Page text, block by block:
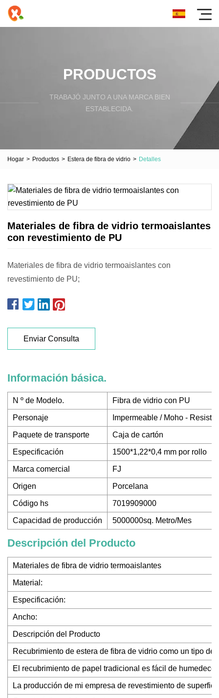
PRODUCTOS
TRABAJÓ JUNTO A UNA MARCA BIEN
ESTABLECIDA.
Hogar > Productos > Estera de fibra de vidrio > Detalles
Materiales de fibra de vidrio termoaislantes
con revestimiento de PU
Materiales de fibra de vidrio termoaislantes con
revestimiento de PU;
Enviar Consulta
Información básica.
N º de Modelo. Fibra de vidrio con PU
Personaje Impermeable / Moho -
Paquete de transporte Caja de cartón
Especificación 1500*1,22*0,4 mm por rollo
Marca comercial FJ
Origen Porcelana
Código hs 7019909000
Capacidad de producción 5000000sq. Metro/Mes
Descripción del Producto
Materiales de fibra de vidrio termoaislantes
Material:
Especificación:
Ancho:
Descripción del Producto
Recubrimiento de estera de fibra de vidrio como un tipo
El recubrimiento de papel tradicional es fácil de
La producción de mi empresa de revestimiento de